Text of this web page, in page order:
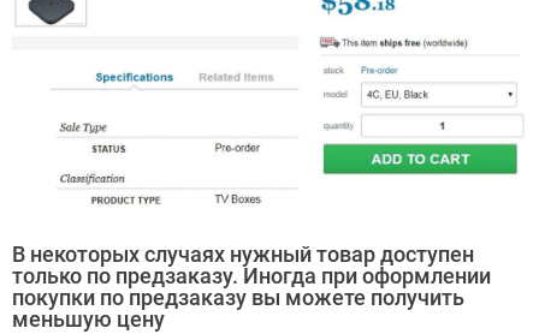
В некоторых случаях нужный товар доступен
только по предзаказу. Иногда при оформлении
покупки по предзаказу вы можете получить
меньшую цену